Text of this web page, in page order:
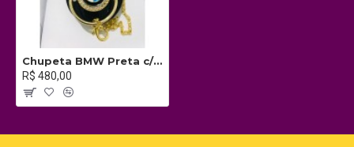
Chupeta BMW Preta c/ Prendedor
R$ 480,00